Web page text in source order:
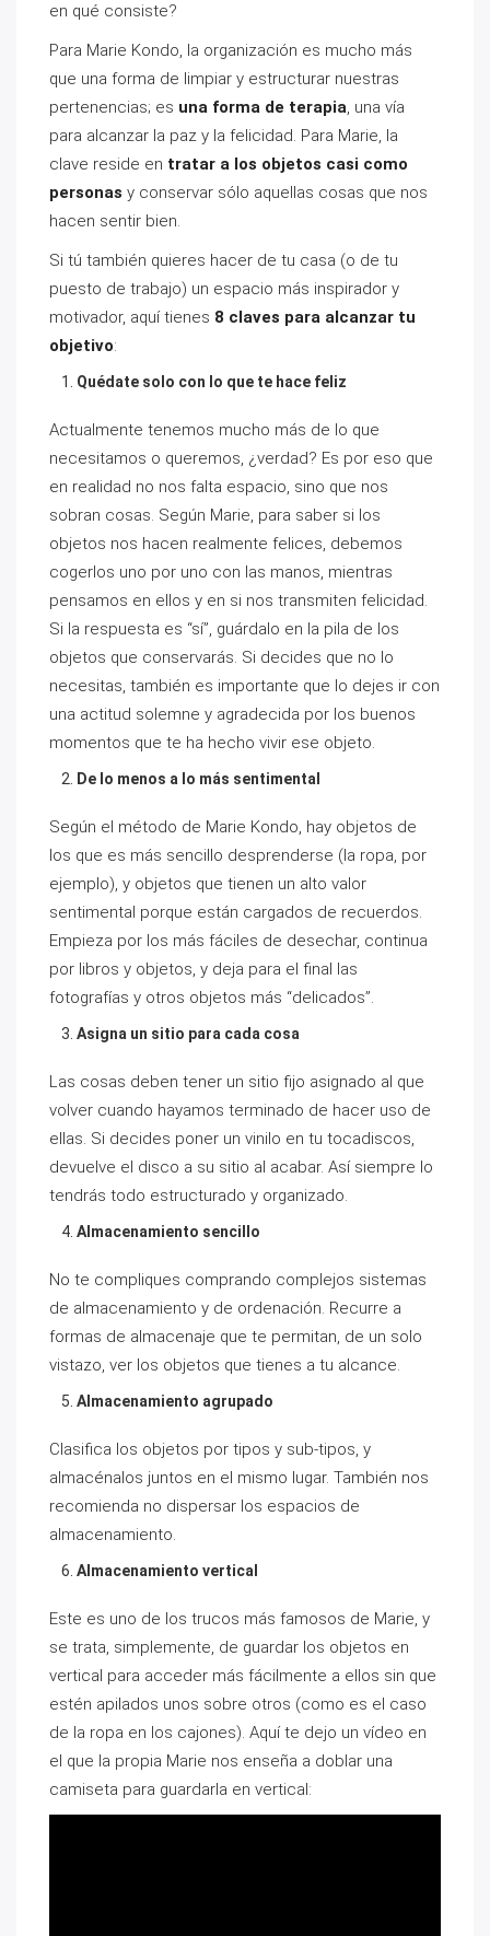
en qué consiste?
Para Marie Kondo, la organización es mucho más
que una forma de limpiar y estructurar nuestras
pertenencias; es una forma de terapia, una vía
para alcanzar la paz y la felicidad. Para Marie, la
clave reside en tratar a los objetos casi como
personas y conservar sólo aquellas cosas que nos
hacen sentir bien.
Si tú también quieres hacer de tu casa (o de tu
puesto de trabajo) un espacio más inspirador y
motivador, aquí tienes 8 claves para alcanzar tu
objetivo:
Quédate solo con lo que te hace feliz
Actualmente tenemos mucho más de lo que
necesitamos o queremos, ¿verdad? Es por eso que
en realidad no nos falta espacio, sino que nos
sobran cosas. Según Marie, para saber si los
objetos nos hacen realmente felices, debemos
cogerlos uno por uno con las manos, mientras
pensamos en ellos y en si nos transmiten felicidad.
Si la respuesta es “sí”, guárdalo en la pila de los
objetos que conservarás. Si decides que no lo
necesitas, también es importante que lo dejes ir con
una actitud solemne y agradecida por los buenos
momentos que te ha hecho vivir ese objeto.
De lo menos a lo más sentimental
Según el método de Marie Kondo, hay objetos de
los que es más sencillo desprenderse (la ropa, por
ejemplo), y objetos que tienen un alto valor
sentimental porque están cargados de recuerdos.
Empieza por los más fáciles de desechar, continua
por libros y objetos, y deja para el final las
fotografías y otros objetos más “delicados”.
Asigna un sitio para cada cosa
Las cosas deben tener un sitio fijo asignado al que
volver cuando hayamos terminado de hacer uso de
ellas. Si decides poner un vinilo en tu tocadiscos,
devuelve el disco a su sitio al acabar. Así siempre lo
tendrás todo estructurado y organizado.
Almacenamiento sencillo
No te compliques comprando complejos sistemas
de almacenamiento y de ordenación. Recurre a
formas de almacenaje que te permitan, de un solo
vistazo, ver los objetos que tienes a tu alcance.
Almacenamiento agrupado
Clasifica los objetos por tipos y sub-tipos, y
almacénalos juntos en el mismo lugar. También nos
recomienda no dispersar los espacios de
almacenamiento.
Almacenamiento vertical
Este es uno de los trucos más famosos de Marie, y
se trata, simplemente, de guardar los objetos en
vertical para acceder más fácilmente a ellos sin que
estén apilados unos sobre otros (como es el caso
de la ropa en los cajones). Aquí te dejo un vídeo en
el que la propia Marie nos enseña a doblar una
camiseta para guardarla en vertical: